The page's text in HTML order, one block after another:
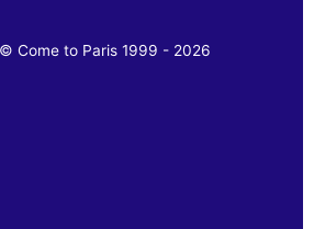
Come to Paris 1999 - 2026